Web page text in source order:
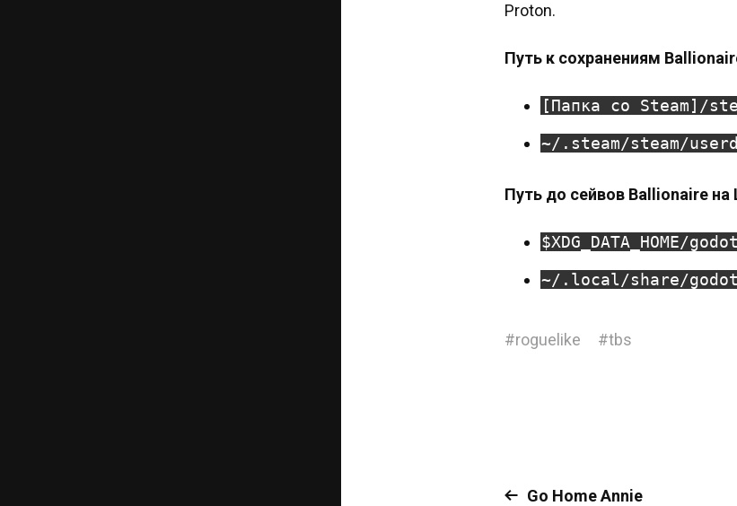
Proton.
Путь к сохранениям
[Папка со Steam]/
~/.steam/steam/
Путь до сейвов Ballionaire на
$XDG_DATA_HOME/
~/.local/share/
#roguelike #tbs
Go Home Annie